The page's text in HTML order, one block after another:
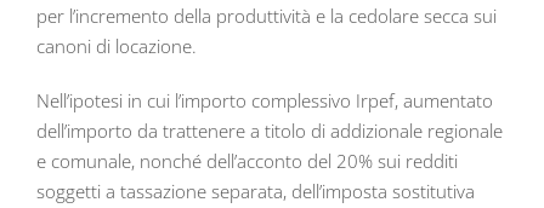
per l’incremento della produttività e la cedolare secca sui
canoni di locazione.
Nell’ipotesi in cui l’importo complessivo Irpef, aumentato
dell’importo da trattenere a titolo di addizionale regionale
e comunale, nonché dell’acconto del 20% sui redditi
soggetti a tassazione separata, dell’imposta sostitutiva